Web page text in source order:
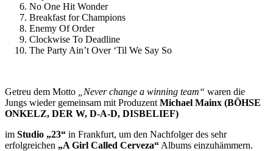
No One Hit Wonder
Breakfast for Champions
Enemy Of Order
Clockwise To Deadline
The Party Ain’t Over ‘Til We Say So
Getreu dem Motto „Never change a winning team“ waren die
Jungs wieder gemeinsam mit Produzent Michael Mainx (BÖHSE
ONKELZ, DER W, D-A-D, DISBELIEF)
im Studio „23“ in Frankfurt, um den Nachfolger des sehr
erfolgreichen „A Girl Called Cerveza“ Albums einzuhämmern.